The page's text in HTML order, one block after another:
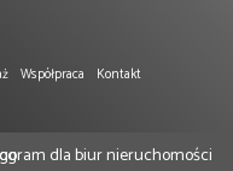
Współpraca Kontakt
dla biur nieruchomości